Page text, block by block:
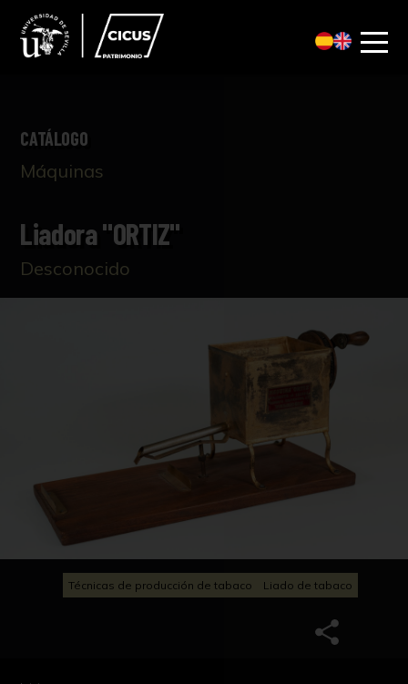
CATÁLOGO
Máquinas
Liadora "ORTIZ"
Desconocido
Técnicas de producción de tabaco Liado de tabaco